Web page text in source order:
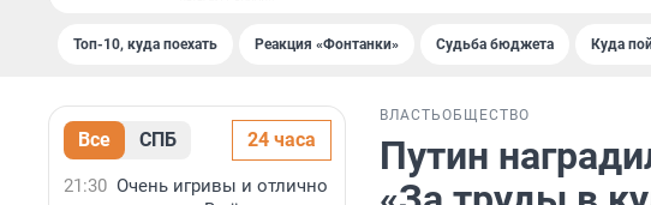
Топ-10, куда поехать Реакция «Фонтанки» Судьба бюджета Куда
Все СПБ 24 часа
21:30 Очень игривы и отлично
ВЛАСТЬОБЩЕСТВО
Путин